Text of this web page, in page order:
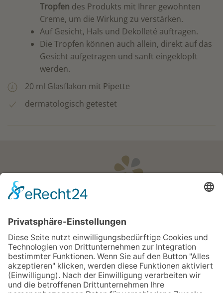
Tropfen des Produkts mit Ihrer gewohnten
Creme, um die Wirkung zu verstärken.
Auf Gesicht, Hals und Dekolleté auftragen.
Die Tropfen können auch allein, direkt auf das
Gesicht aufgetragen und sanft eingeklopft
werden.
20 ml Glasflakon mit Pipette
dermatologisch getestet
Öffnungszeiten
Apotheken Notdienst: